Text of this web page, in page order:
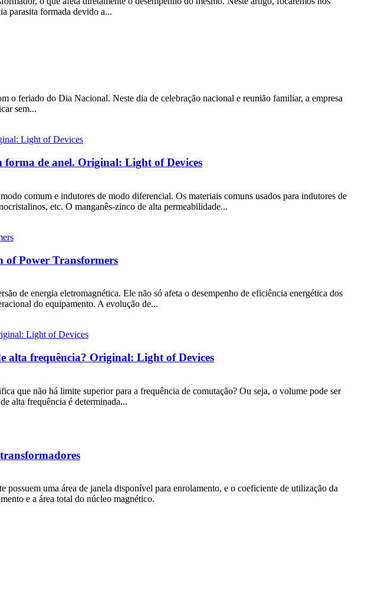
parasita formada devido a...
feriado do Dia Nacional. Neste dia de celebração nacional e reunião familiar, a empresa
sem...
forma de anel. Original: Light of Devices
comum e indutores de modo diferencial. Os materiais comuns usados ​​para indutores de
etc. O manganês-zinco de alta permeabilidade...
of Power Transformers
de energia eletromagnética. Ele não só afeta o desempenho de eficiência energética dos
do equipamento. A evolução de...
alta frequência? Original: Light of Devices
que não há limite superior para a frequência de comutação? Ou seja, o volume pode ser
alta frequência é determinada...
uma área de janela disponível para enrolamento, e o coeficiente de utilização da
e a área total do núcleo magnético.